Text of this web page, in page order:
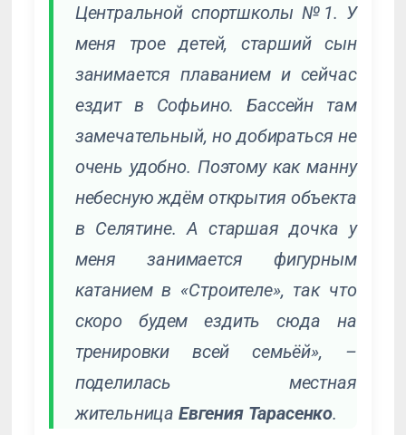
Центральной спортшколы №1. У
меня трое детей, старший сын
занимается плаванием и сейчас
ездит в Софьино. Бассейн там
замечательный, но добираться не
очень удобно. Поэтому как манну
небесную ждём открытия объекта
в Селятине. А старшая дочка у
меня занимается фигурным
катанием в «Строителе», так что
скоро будем ездить сюда на
тренировки всей семьёй», –
поделилась местная
жительница Евгения Тарасенко.